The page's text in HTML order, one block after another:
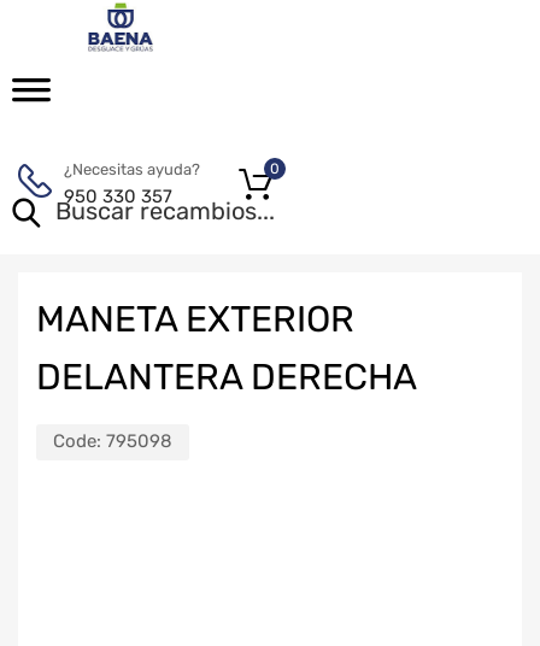
¿Necesitas ayuda?
950 330 357
0
MANETA EXTERIOR
DELANTERA DERECHA
Code: 795098